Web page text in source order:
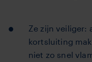
Ze zijn veiliger:
kortsluiting
niet zo snel